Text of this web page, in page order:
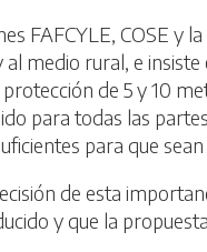
FAFCYLE, COSE y
medio rural, e
de 5 y 10
para todas las
para que
de esta
y que la